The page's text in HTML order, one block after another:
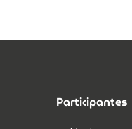
Participantes